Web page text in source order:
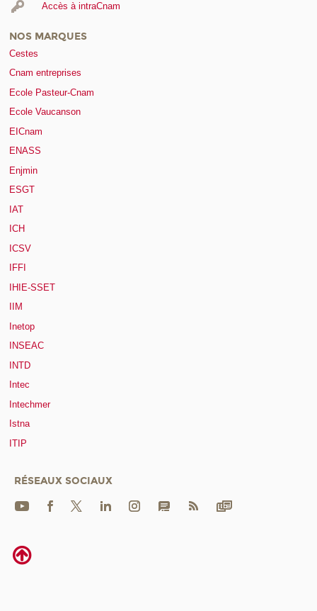
Accès à intraCnam
NOS MARQUES
Cestes
Cnam entreprises
Ecole Pasteur-Cnam
Ecole Vaucanson
EICnam
ENASS
Enjmin
ESGT
IAT
ICH
ICSV
IFFI
IHIE-SSET
IIM
Inetop
INSEAC
INTD
Intec
Intechmer
Istna
ITIP
RÉSEAUX SOCIAUX